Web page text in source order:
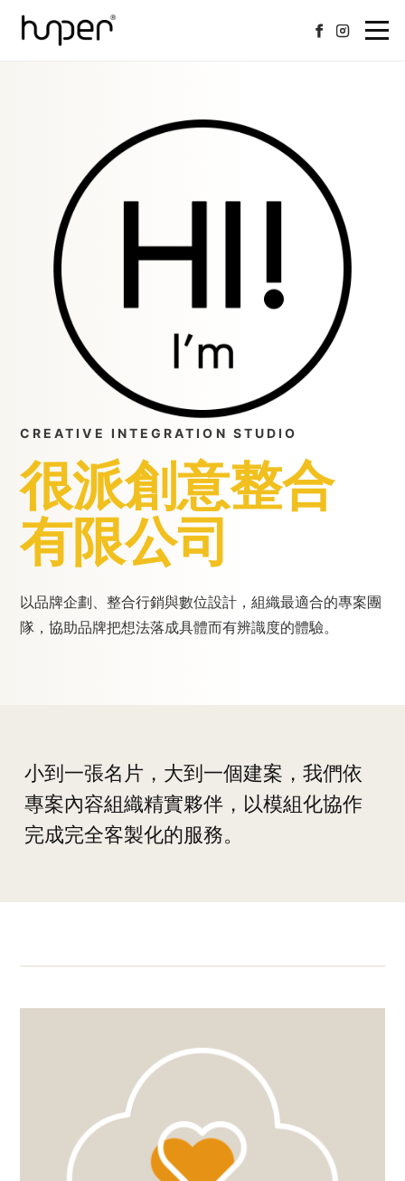
CREATIVE INTEGRATION STUDIO
很派創意整合
有限公司
以品牌企劃、整合行銷與數位設計，組織最適合的專案團
隊，協助品牌把想法落成具體而有辨識度的體驗。
小到一張名片，大到一個建案，我們依
專案內容組織精實夥伴，以模組化協作
完成完全客製化的服務。